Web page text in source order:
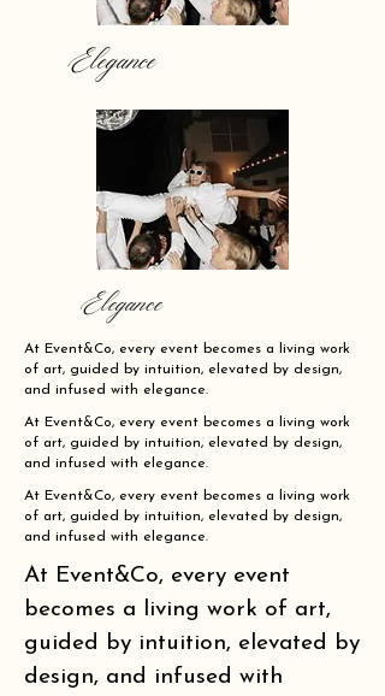
Elegance
Elegance
At Event&Co, every event becomes a living work
of art, guided by intuition, elevated by design,
and infused with elegance.
At Event&Co, every event becomes a living work
of art, guided by intuition, elevated by design,
and infused with elegance.
At Event&Co, every event becomes a living work
of art, guided by intuition, elevated by design,
and infused with elegance.
At Event&Co, every event
becomes a living work of art,
guided by intuition, elevated by
design, and infused with